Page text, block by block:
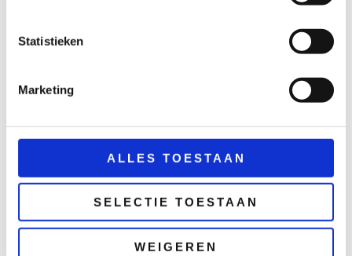
Statistieken
Marketing
ALLES TOESTAAN
SELECTIE TOESTAAN
WEIGEREN
klap
Dinertafel rond
120cm
Meubilair
Statafel
steigerhout wit
80×180 cm